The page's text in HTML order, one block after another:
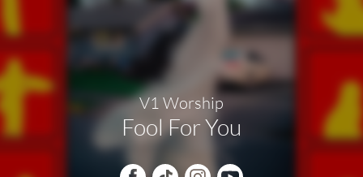
V1 Worship
Fool For You